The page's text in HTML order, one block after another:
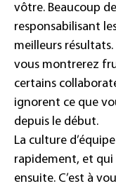
vôtre. Beaucoup
responsabilisant
meilleurs
vous montrerez
certains
ignorent ce que
depuis le début.
La culture
rapidement, et
ensuite. C’est à